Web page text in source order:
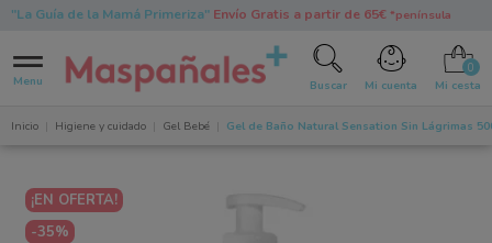
"La Guía de la Mamá Primeriza"Envío Gratis a partir de 65€ *península
Menu Buscar Mi cuenta Mi cesta
Inicio Higiene y cuidado Gel Bebé Gel de Baño Natural Sensation Sin Lágrimas
¡EN OFERTA!
-35%